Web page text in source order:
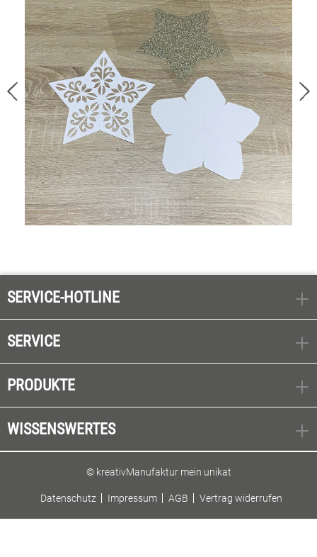
SERVICE-HOTLINE
SERVICE
PRODUKTE
WISSENSWERTES
© kreativManufaktur mein unikat
Datenschutz Impressum AGB Vertrag widerrufen